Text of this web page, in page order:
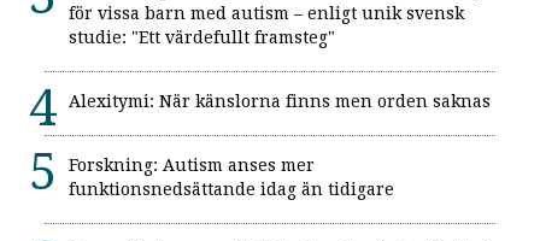
för vissa barn med autism – enligt unik svensk
studie: "Ett värdefullt framsteg"
Alexitymi: När känslorna finns men orden saknas
Forskning: Autism anses mer
funktionsnedsättande idag än tidigare